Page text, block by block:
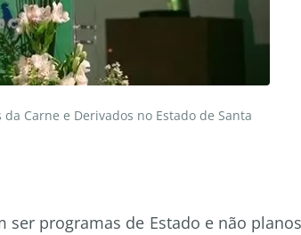
Carne e Derivados no Estado de Santa
programas de Estado e não planos